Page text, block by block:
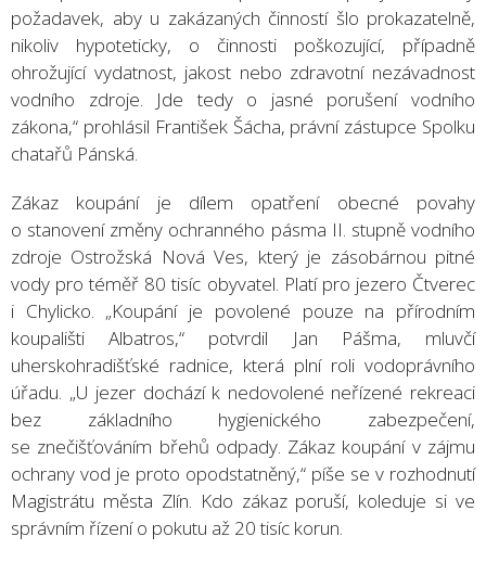
požadavek, aby u zakázaných činností šlo prokazatelně,
nikoliv hypoteticky, o činnosti poškozující, případně
ohrožující vydatnost, jakost nebo zdravotní nezávadnost
vodního zdroje. Jde tedy o jasné porušení vodního
zákona,“ prohlásil František Šácha, právní zástupce Spolku
chatařů Pánská.
Zákaz koupání je dílem opatření obecné povahy
o stanovení změny ochranného pásma II. stupně vodního
zdroje Ostrožská Nová Ves, který je zásobárnou pitné
vody pro téměř 80 tisíc obyvatel. Platí pro jezero Čtverec
i Chylicko. „Koupání je povolené pouze na přírodním
koupališti Albatros,“ potvrdil Jan Pášma, mluvčí
uherskohradišťské radnice, která plní roli vodoprávního
úřadu. „U jezer dochází k nedovolené neřízené rekreaci
bez základního hygienického zabezpečení,
se znečišťováním břehů odpady. Zákaz koupání v zájmu
ochrany vod je proto opodstatněný,“ píše se v rozhodnutí
Magistrátu města Zlín. Kdo zákaz poruší, koleduje si ve
správním řízení o pokutu až 20 tisíc korun.